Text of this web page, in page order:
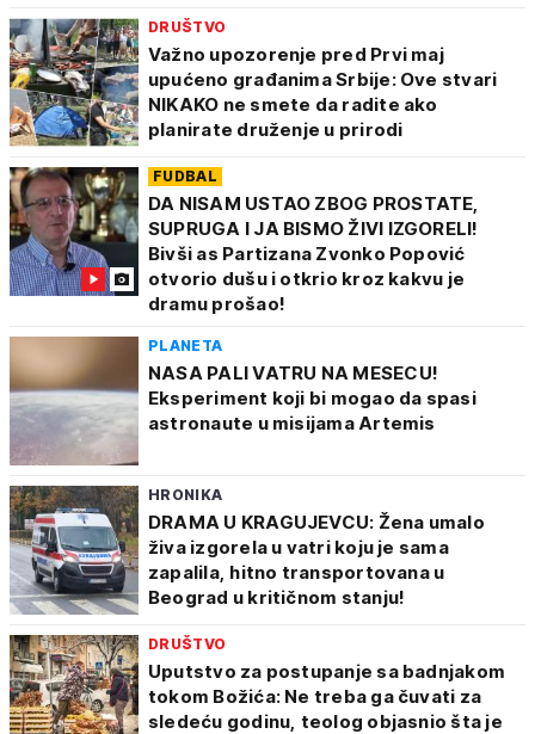
DRUŠTVO
Važno upozorenje pred Prvi maj
upućeno građanima Srbije: Ove stvari
NIKAKO ne smete da radite ako
planirate druženje u prirodi
FUDBAL
DA NISAM USTAO ZBOG PROSTATE,
SUPRUGA I JA BISMO ŽIVI IZGORELI!
Bivši as Partizana Zvonko Popović
otvorio dušu i otkrio kroz kakvu je
dramu prošao!
PLANETA
NASA PALI VATRU NA MESECU!
Eksperiment koji bi mogao da spasi
astronaute u misijama Artemis
HRONIKA
DRAMA U KRAGUJEVCU: Žena umalo
živa izgorela u vatri koju je sama
zapalila, hitno transportovana u
Beograd u kritičnom stanju!
DRUŠTVO
Uputstvo za postupanje sa badnjakom
tokom Božića: Ne treba ga čuvati za
sledeću godinu, teolog objasnio šta je